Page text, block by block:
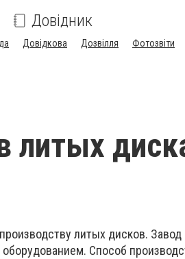
Довідник
Довідкова Дозвілля Фотозвіти
литых
литых дисков. Завод
Способ